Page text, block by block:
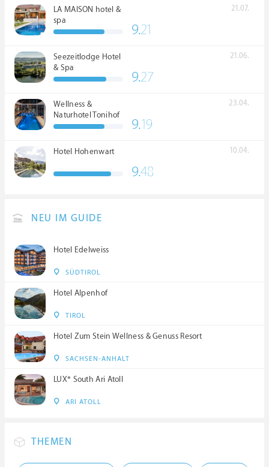
LA MAISON hotel &
spa
21.07.
9.21
Seezeitlodge Hotel
& Spa
21.06.
9.27
Wellness &
Naturhotel Tonihof
****S
23.04.
9.19
Hotel Hohenwart 10.04.
9.48
NEU IM GUIDE
Hotel Edelweiss
SÜDTIROL
Hotel Alpenhof
TIROL
Hotel Zum Stein Wellness & Genuss Resort
SACHSEN-ANHALT
LUX* South Ari Atoll
ARI ATOLL
THEMEN